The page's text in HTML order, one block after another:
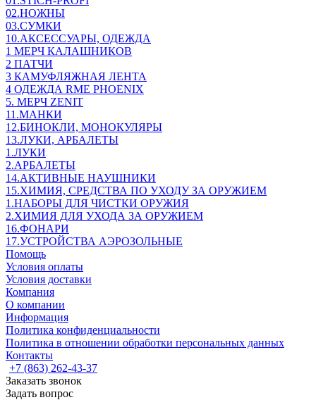
02.НОЖНЫ
03.СУМКИ
10.АКСЕССУАРЫ, ОДЕЖДА
1 МЕРЧ КАЛАШНИКОВ
2 ПАТЧИ
3 КАМУФЛЯЖНАЯ ЛЕНТА
4 ОДЕЖДА RME PHOENIX
5. МЕРЧ ZENIT
11.МАНКИ
12.БИНОКЛИ, МОНОКУЛЯРЫ
13.ЛУКИ, АРБАЛЕТЫ
1.ЛУКИ
2.АРБАЛЕТЫ
14.АКТИВНЫЕ НАУШНИКИ
15.ХИМИЯ, СРЕДСТВА ПО УХОДУ ЗА ОРУЖИЕМ
1.НАБОРЫ ДЛЯ ЧИСТКИ ОРУЖИЯ
2.ХИМИЯ ДЛЯ УХОДА ЗА ОРУЖИЕМ
16.ФОНАРИ
17.УСТРОЙСТВА АЭРОЗОЛЬНЫЕ
Помощь
Условия оплаты
Условия доставки
Компания
О компании
Информация
Политика конфиденциальности
Политика в отношении обработки персональных данных
Контакты
+7 (863) 262-43-37
Заказать звонок
Задать вопрос